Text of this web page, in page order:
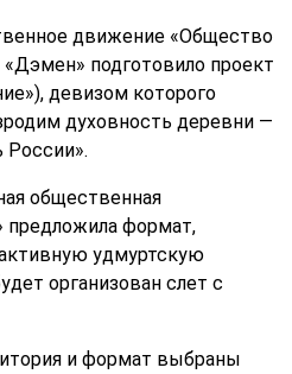
движение «Общество
подготовило проект
девизом которого
духовность деревни —
России».
общественная
предложила формат,
удмуртскую
организован слет с
и формат выбраны